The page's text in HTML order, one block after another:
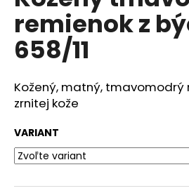
5
hviezdičiek.
remienok z
658/11
Kožený, matný, tmavomodrý
zrnitej kože
VARIANT
á
j
s
?
HĽADAŤ